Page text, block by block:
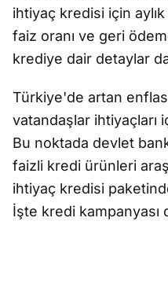
ihtiyaç kredisi için
faiz oranı ve geri
krediye dair detaylar
Türkiye'de artan
vatandaşlar ihtiyaçları
Bu noktada devlet
faizli kredi ürünleri
ihtiyaç kredisi
İşte kredi kampanyası